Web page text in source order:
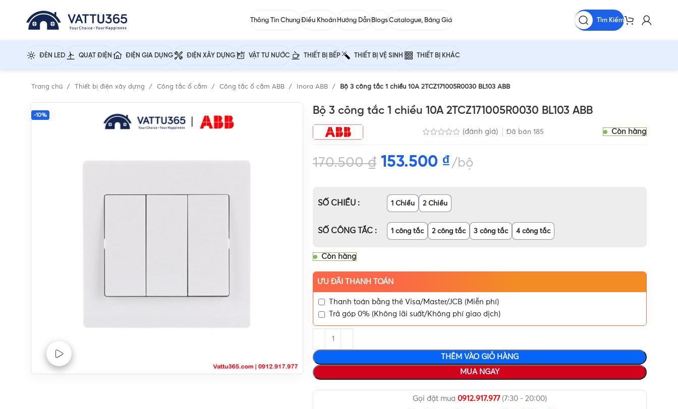
Thông Tin ChungĐiều Khoản Hướng Dẫn BlogsCatalogue, Bảng Giá Tìm Kiếm
ĐÈN LED QUẠT ĐIỆN ĐIỆN GIA DỤNG ĐIỆN XÂY DỰNG VẬT TƯ NƯỚC THIẾT BỊ BẾP THIẾT BỊ VỆ SINH THIẾT BỊ KHÁC
Trang chủ Thiết bị điện xây dựng Công tắc ổ cắm Công tắc ổ cắm ABB Inora ABB Bộ 3 công tắc 1 chiều 10A 2TCZ171005R0030 BL103 ABB
-10% Bộ 3 công tắc 1 chiều 10A 2TCZ171005R0030 BL103 ABB
(đánh giá) Đã bán 185 Còn hàng
170.500₫ 153.500 ₫ bộ
SỐ CHIỀU 1 Chiều 2 Chiều
SỐ CÔNG TẮC 1 công tắc 2 công tắc 3 công tắc 4 công tắc
Còn hàng
ƯU ĐÃI THANH TOÁN
Thanh toán bằng thẻ Visa/Master/JCB (Miễn phí)
Trả góp 0% (Không lãi suất/Không phí giao dịch)
THÊM VÀO GIỎ HÀNG
MUA NGAY
Gọi đặt mua 0912.917.977(7:30 - 20:00)